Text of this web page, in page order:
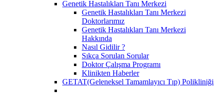
Genetik Hastalıkları Tanı Merkezi
Genetik Hastalıkları Tanı Merkezi
Doktorlarımız
Genetik Hastalıkları Tanı Merkezi
Hakkında
Nasıl Gidilir ?
Sıkça Sorulan Sorular
Doktor Çalışma Programı
Klinikten Haberler
GETAT(Geleneksel Tamamlayıcı Tıp) Polikliniği